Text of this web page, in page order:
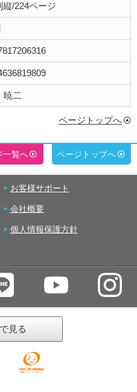
縦/224ページ
暁二
ページトップへ
一覧へ ページトップへ
お客様サポート
会社概要
個人情報保護方針
見る